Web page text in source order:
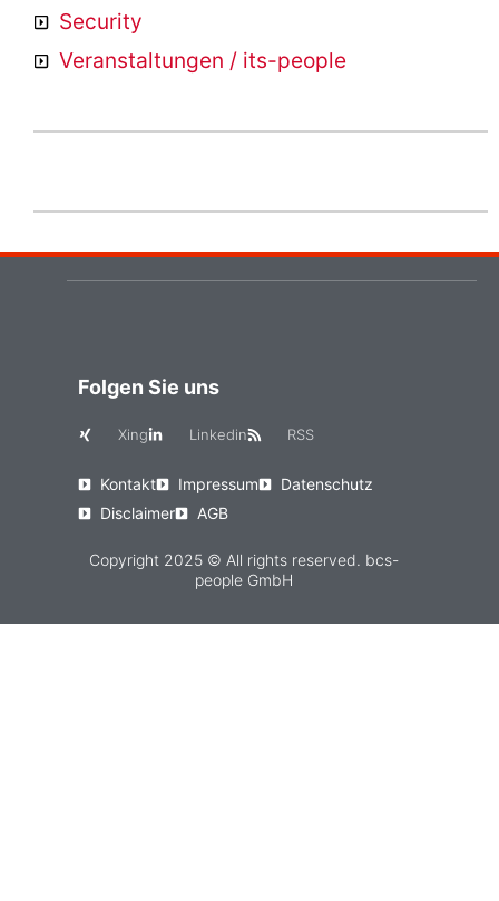
Security
Veranstaltungen / its-people
Folgen Sie uns
Xing Linkedin RSS
Kontakt Impressum
Datenschutz
Disclaimer
AGB
Copyright 2025 © All rights reserved. bcs-
people GmbH